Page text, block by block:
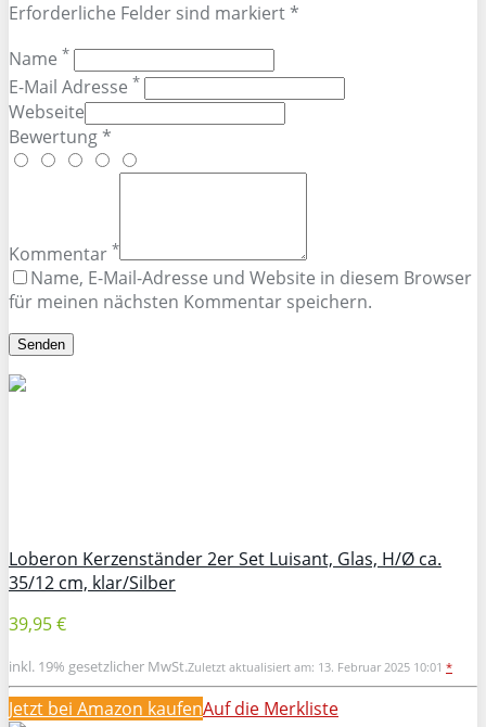
Erforderliche Felder sind markiert *
Name *
E-Mail Adresse *
Webseite
Bewertung *
Kommentar *
Name, E-Mail-Adresse und Website in diesem Browser
für meinen nächsten Kommentar speichern.
Loberon Kerzenständer 2er Set Luisant, Glas, H/Ø ca.
35/12 cm, klar/Silber
39,95 €
inkl. 19% gesetzlicher MwSt.Zuletzt aktualisiert am: 13. Februar 2025 10:01 *
Jetzt bei Amazon kaufenAuf die Merkliste